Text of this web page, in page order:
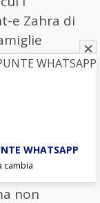
e Zahra di
era un
il
di
pro-
come
non
WHATSAPP
cambia